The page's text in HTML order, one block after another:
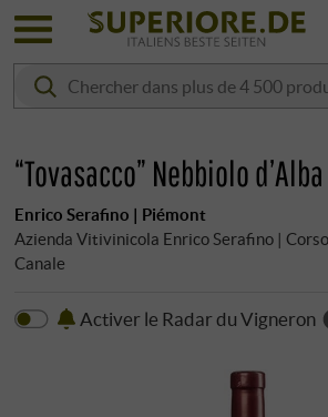
“Tovasacco” Nebbiolo
Enrico Serafino | Piémont
Azienda Vitivinicola Enrico Serafino |
Canale
Activer le Radar du Vigneron